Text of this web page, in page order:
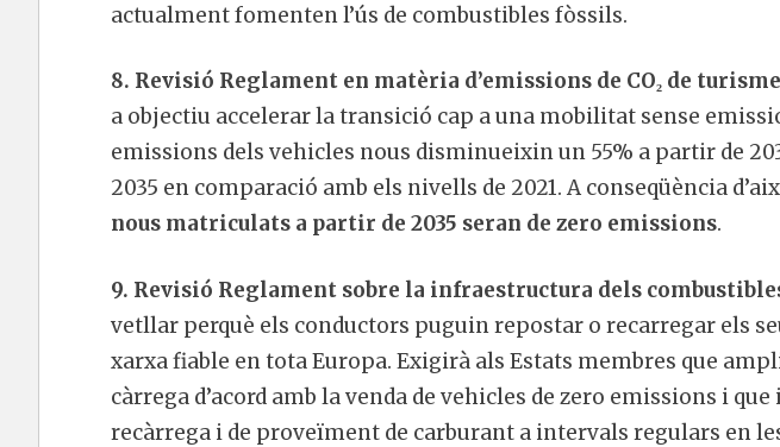
actualment fomenten l’ús de combustibles fòssils.
8. Revisió Reglament en matèria d’emissions de CO₂ de
a objectiu accelerar la transició cap a una mobilitat sense
emissions dels vehicles nous disminueixin un 55% a partir de
2035 en comparació amb els nivells de 2021. A conseqüència
nous matriculats a partir de 2035 seran de zero emissions.
9. Revisió Reglament sobre la infraestructura dels
vetllar perquè els conductors puguin repostar o recarregar els
xarxa fiable en tota Europa. Exigirà als Estats membres que
càrrega d’acord amb la venda de vehicles de zero emissions i
recàrrega i de proveïment de carburant a intervals regulars en